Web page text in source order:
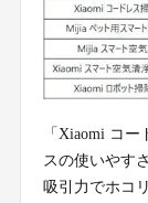
「Xiaomi コ
スの使いやす
吸引力でホコ